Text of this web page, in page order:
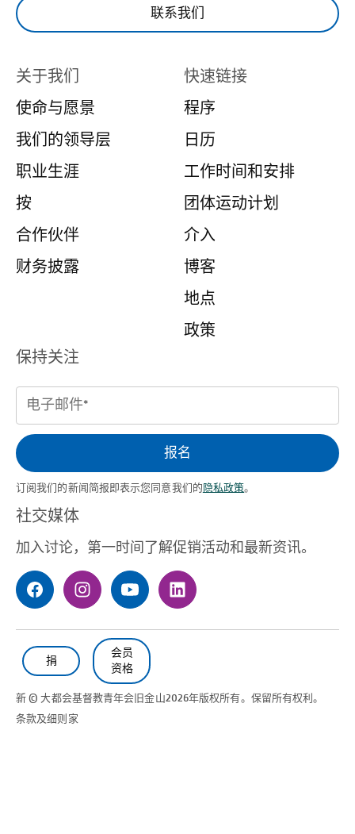
联系我们
关于我们
使命与愿景
我们的领导层
职业生涯
按
合作伙伴
财务披露
快速链接
程序
日历
工作时间和安排
团体运动计划
介入
博客
地点
政策
保持关注
电
邮
件
（必需的）
报名
订阅我们的新闻简报即表示您同意我们的隐私政策。
社交媒体
加入讨论，第一时间了解促销活动和最新资讯。
捐
会员
资格
新 © 大都会基督教青年会 旧金山2026年版权所有。保留所有权利。
条款及细则 家